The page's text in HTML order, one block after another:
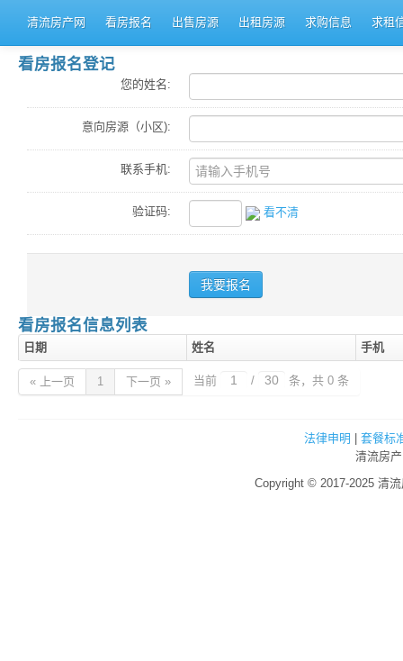
清流房产网 看房报名 出售房源 出租房源 求购信息 求租
看房报名登记
您的姓名:
意向房源（小区):
联系手机:
验证码: 看不清
看房报名信息列表
日期 姓名 手机
« 上一页 1 下一页 » 当前 / 条，共 0 条
法律申明
套餐标
清流房
Copyright © 2017-2025 清